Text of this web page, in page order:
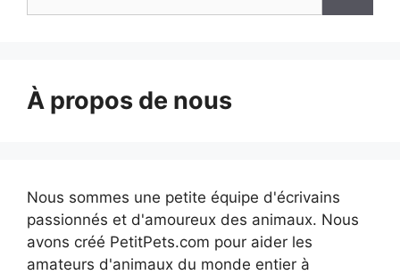
À propos de nous
Nous sommes une petite équipe d'écrivains
passionnés et d'amoureux des animaux. Nous
avons créé PetitPets.com pour aider les
amateurs d'animaux du monde entier à